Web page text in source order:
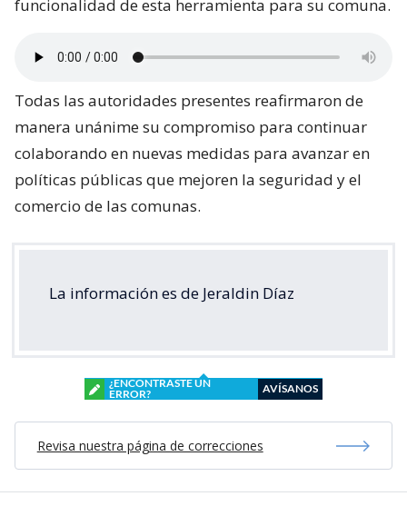
funcionalidad de esta herramienta para su comuna.
Todas las autoridades presentes reafirmaron de
manera unánime su compromiso para continuar
colaborando en nuevas medidas para avanzar en
políticas públicas que mejoren la seguridad y el
comercio de las comunas.
La información es de Jeraldin Díaz
¿ENCONTRASTE UN
ERROR?
AVÍSANOS
Revisa nuestra página de correcciones